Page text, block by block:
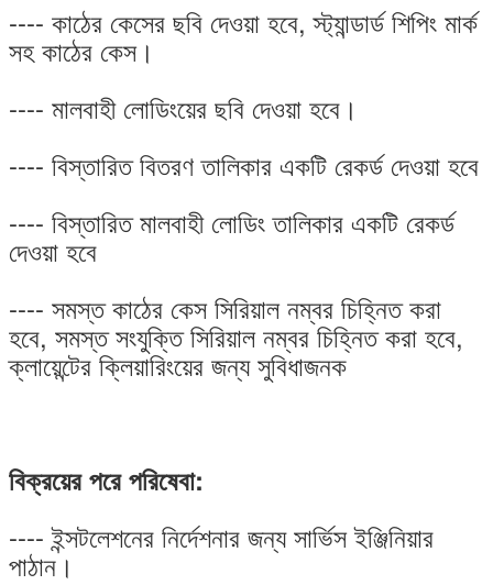
---- কাঠের কেসের ছবি দেওয়া হবে, স্ট্যান্ডার্ড শিপিং মার্ক
সহ কাঠের কেস।
---- মালবাহী লোডিংয়ের ছবি দেওয়া হবে।
---- বিস্তারিত বিতরণ তালিকার একটি রেকর্ড দেওয়া হবে
---- বিস্তারিত মালবাহী লোডিং তালিকার একটি রেকর্ড
দেওয়া হবে
---- সমস্ত কাঠের কেস সিরিয়াল নম্বর চিহ্নিত করা
হবে, সমস্ত সংযুক্তি সিরিয়াল নম্বর চিহ্নিত করা হবে,
ক্লায়েন্টের ক্লিয়ারিংয়ের জন্য সুবিধাজনক
বিক্রয়ের পরে পরিষেবা:
---- ইন্সটলেশনের নির্দেশনার জন্য সার্ভিস ইঞ্জিনিয়ার
পাঠান।